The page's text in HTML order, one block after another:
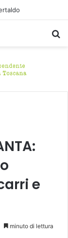
e
minuto di lettura